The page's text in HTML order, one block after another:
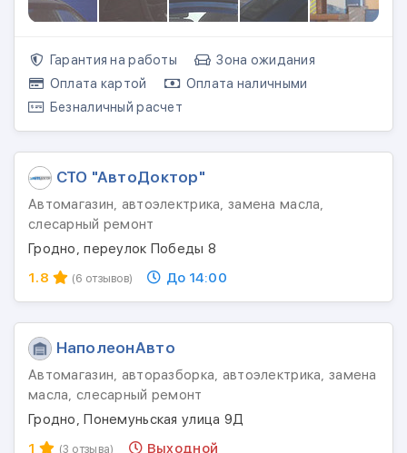
Гарантия на работы
Зона ожидания
Оплата картой
Оплата наличными
Безналичный расчет
СТО "АвтоДоктор"
Автомагазин, автоэлектрика, замена масла,
слесарный ремонт
Гродно, переулок Победы 8
1.8
(6 отзывов) До 14:00
НаполеонАвто
Автомагазин, авторазборка, автоэлектрика, замена
масла, слесарный ремонт
Гродно, Понемуньская улица 9Д
1
(3 отзыва) Выходной